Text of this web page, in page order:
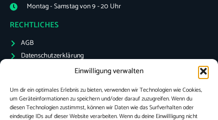
Einwilligung verwalten
Um dir ein optimales Erlebnis zu bieten, verwenden wir Technologien wie Cookies,
um Geräteinformationen zu speichern und/oder darauf zuzugreifen. Wenn du
diesen Technologien zustimmst, können wir Daten wie das Surfverhalten oder
eindeutige IDs auf dieser Website verarbeiten. Wenn du deine Einwillligung nicht
Montag - Samstag von 9 - 20 Uhr
RECHTLICHES
AGB
Datenschutzerklärung
TECWERKSTATT
Handywerkstatt